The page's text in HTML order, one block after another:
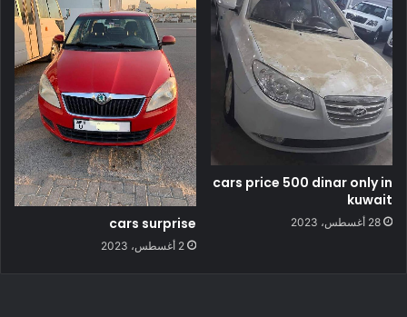
cars price 500 dinar only in
kuwait
28 أغسطس، 2023 cars surprise
2 أغسطس، 2023